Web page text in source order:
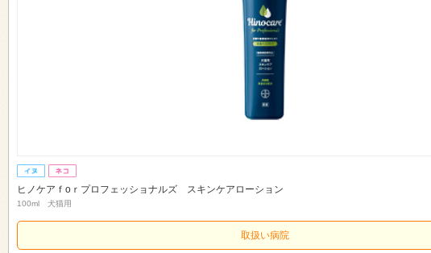
ヒノケアｆоｒプロフェッショナルズ スキンケアローション
100ml 犬猫用
取扱い病院